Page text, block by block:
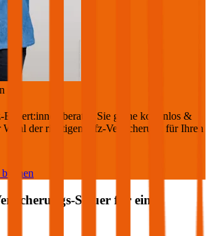
beraten Sie gerne kostenlos &
der richtigen Kfz-Versicherung für Ihren
Steuer für einen